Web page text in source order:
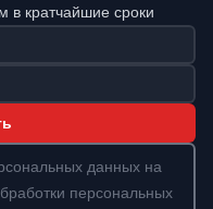
в кратчайшие сроки
данных на
персональных